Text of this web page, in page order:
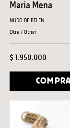
Maria Mena
NUDO DE BELEN
Otra / Other
$ 1.950.000